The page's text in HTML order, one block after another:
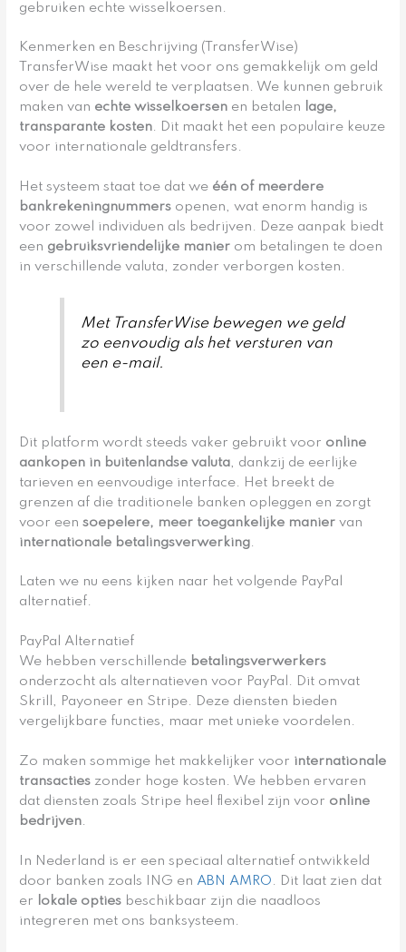
gebruiken echte wisselkoersen.
Kenmerken en Beschrijving (TransferWise)
TransferWise maakt het voor ons gemakkelijk om geld
over de hele wereld te verplaatsen. We kunnen gebruik
maken van echte wisselkoersen en betalen lage,
transparante kosten. Dit maakt het een populaire keuze
voor internationale geldtransfers.
Het systeem staat toe dat we één of meerdere
bankrekeningnummers openen, wat enorm handig is
voor zowel individuen als bedrijven. Deze aanpak biedt
een gebruiksvriendelijke manier om betalingen te doen
in verschillende valuta, zonder verborgen kosten.
Met TransferWise bewegen we geld
zo eenvoudig als het versturen van
een e-mail.
Dit platform wordt steeds vaker gebruikt voor online
aankopen in buitenlandse valuta, dankzij de eerlijke
tarieven en eenvoudige interface. Het breekt de
grenzen af die traditionele banken opleggen en zorgt
voor eensoepelere, meer toegankelijke manier van
internationale betalingsverwerking.
Laten we nu eens kijken naar het volgende PayPal
alternatief.
PayPal Alternatief
We hebben verschillende betalingsverwerkers
onderzocht als alternatieven voor PayPal. Dit omvat
Skrill, Payoneer en Stripe. Deze diensten bieden
vergelijkbare functies, maar met unieke voordelen.
Zo maken sommige het makkelijker voor internationale
transacties zonder hoge kosten. We hebben ervaren
dat diensten zoals Stripe heel flexibel zijn voor online
bedrijven.
In Nederland is er een speciaal alternatief ontwikkeld
door banken zoals ING en ABN AMRO. Dit laat zien dat
er
lokale opties beschikbaar zijn die naadloos
integreren met ons banksysteem.